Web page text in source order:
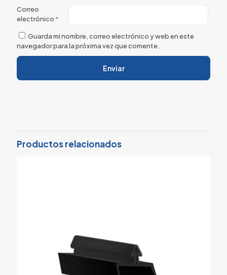
Correo
electrónico *
Guarda mi nombre, correo electrónico y web en este
navegador para la próxima vez que comente.
Productos relacionados